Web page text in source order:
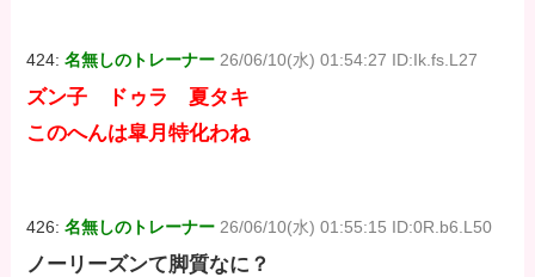
424:名無しのトレーナー 26/06/10(水) 01:54:27 ID:Ik.fs.L27
ズン子 ドゥラ 夏タキ
このへんは皐月特化わね
426:名無しのトレーナー 26/06/10(水) 01:55:15 ID:0R.b6.L50
ノーリーズンて脚質なに？